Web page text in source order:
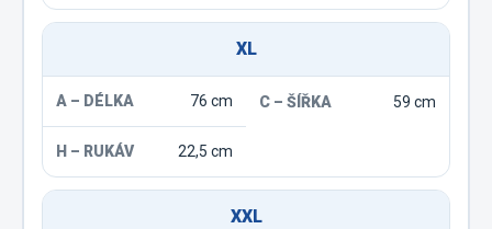
XL
76 cm 59 cm
22,5 cm
XXL